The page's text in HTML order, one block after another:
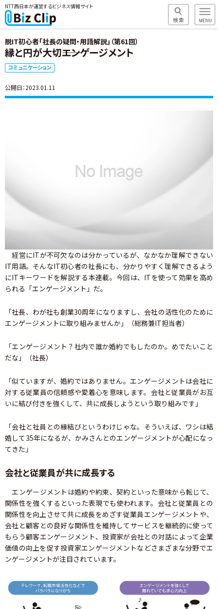
NTT西日本が運営するビジネス情報サイト
脱IT初心者「社長の疑問・用語解説」（第61回）
縁と円が大切――エンゲージメント
コミュニケーション
公開日：2023.01.11
経営にITが不可欠なのは分かっているが、なかなか理解できない
IT用語。そんなIT初心者の社長にも、分かりやすく理解できるよう
にITキーワードを解説する本連載。今回は、ITを使って効果を高め
られる「エンゲージメント」だ。
「社長、わが社も創業30周年になりますし、会社の活性化のために
エンゲージメントに取り組みませんか」（総務兼IT担当者）
「エンゲージメント？社内で誰か婚約でもしたのか。めでたいこと
だな」（社長）
「似ていますが、婚約ではありません。エンゲージメントは会社に
対する従業員の信頼感や愛着心を意味します。会社と従業員がお互
いに結び付きを強くして、共に成長しようという取り組みです」
「会社と社員との縁結びというわけじゃな。そういえば、ワシは結
婚して35年になるが、かみさんとのエンゲージメントが心配になっ
てきた」
会社と従業員が共に成長する
エンゲージメントは婚約や約束、契約といった意味から転じて、
関係性を強くするといった表現でも使われます。会社と従業員との
関係性を向上させて共に成長をめざす従業員エンゲージメントや、
会社と顧客との良好な関係性を維持してサービスを継続的に使って
もらう顧客エンゲージメント、投資家が会社との対話によって企業
価値の向上を促す投資家エンゲージメントなどさまざまな分野でエ
ンゲージメントが注目されています。